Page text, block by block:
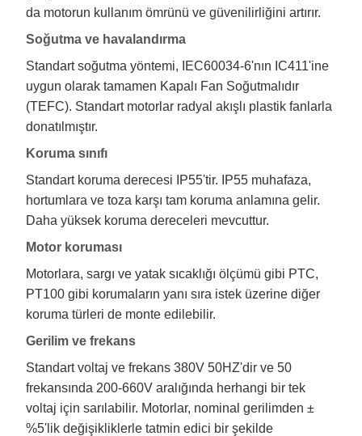
da motorun kullanım ömrünü ve güvenilirliğini artırır.
Soğutma ve havalandırma
Standart soğutma yöntemi, IEC60034-6'nın IC411'ine
uygun olarak tamamen Kapalı Fan Soğutmalıdır
(TEFC). Standart motorlar radyal akışlı plastik fanlarla
donatılmıştır.
Koruma sınıfı
Standart koruma derecesi IP55'tir. IP55 muhafaza,
hortumlara ve toza karşı tam koruma anlamına gelir.
Daha yüksek koruma dereceleri mevcuttur.
Motor koruması
Motorlara, sargı ve yatak sıcaklığı ölçümü gibi PTC,
PT100 gibi korumaların yanı sıra istek üzerine diğer
koruma türleri de monte edilebilir.
Gerilim ve frekans
Standart voltaj ve frekans 380V 50HZ'dir ve 50
frekansında 200-660V aralığında herhangi bir tek
voltaj için sarılabilir. Motorlar, nominal gerilimden ±
%5'lik değişikliklerle tatmin edici bir şekilde